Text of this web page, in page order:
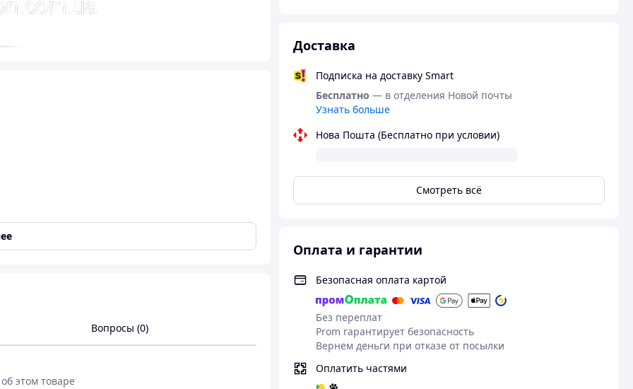
Доставка
Подписка на доставку Smart
Бесплатно — в отделения Новой почты
Узнать больше
Нова Пошта (Бесплатно при условии)
Смотреть всё
Оплата и гарантии
Безопасная оплата картой
Без переплат
Prom гарантирует безопасность
Вернем деньги при отказе от посылки
Оплатить частями
Вопросы (0)
этом товаре